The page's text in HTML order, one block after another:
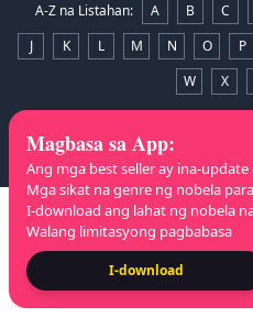
A-Z na Listahan: A B C
J
K L M N O P
W
X
Magbasa sa App:
Ang mga best seller ay ina-update
Mga sikat na genre ng nobela
I-download ang lahat ng nobela
Walang limitasyong pagbabasa
I-download